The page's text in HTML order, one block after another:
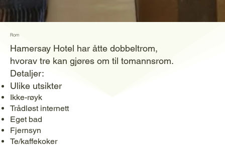
Rom
Hamersay Hotel har åtte dobbeltrom,
hvorav tre kan gjøres om til tomannsrom.
Detaljer:
Ulike utsikter
Ikke-røyk
Trådløst internett
Eget bad
Fjernsyn
Te/kaffekoker